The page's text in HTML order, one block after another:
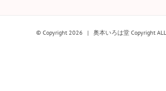
© Copyright 2026 | 奥本いろは堂 Copyright ALL